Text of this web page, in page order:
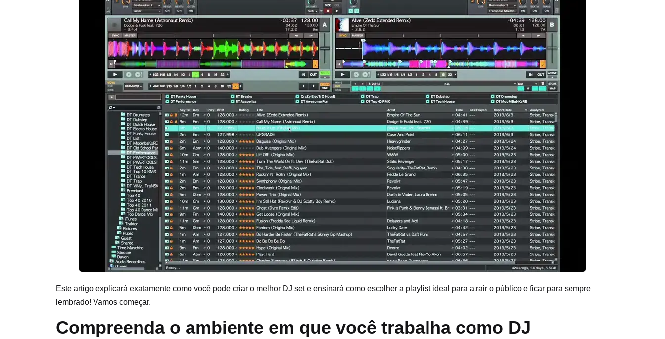
Este artigo explicará exatamente como você pode criar o melhor DJ set e ensinará como escolher a playlist ideal para atrair o público e ficar para sempre
lembrado! Vamos começar.
Compreenda o ambiente em que você trabalha como DJ